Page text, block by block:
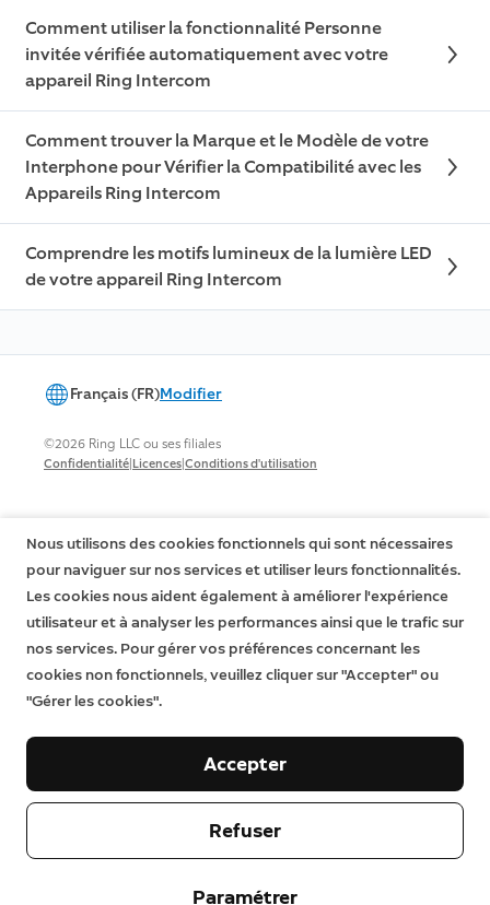
Comment utiliser la fonctionnalité Personne
invitée vérifiée automatiquement avec votre
appareil Ring Intercom
Comment trouver la Marque et le Modèle de votre
Interphone pour Vérifier la Compatibilité avec les
Appareils Ring Intercom
Comprendre les motifs lumineux de la lumière LED
de votre appareil Ring Intercom
Français (FR)Modifier
©2026 Ring LLC ou ses filiales
Confidentialité|Licences|Conditions d'utilisation
Nous utilisons des cookies fonctionnels qui sont nécessaires
pour naviguer sur nos services et utiliser leurs fonctionnalités.
Les cookies nous aident également à améliorer l'expérience
utilisateur et à analyser les performances ainsi que le trafic sur
nos services. Pour gérer vos préférences concernant les
cookies non fonctionnels, veuillez cliquer sur "Accepter" ou
"Gérer les cookies".
Paramétrer
Refuser
Accepter